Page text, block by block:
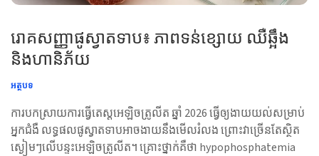
រោគសញ្ញា​ផូស្វាតទាប៖ ភាពទន់ខ្សោយ ឈឺឆ្អឹង
និងហានិភ័យ
អត្ថបទ
ការបកស្រាយការធ្វើតេស្តអេឡិចត្រូលីត ឆ្នាំ 2026 ធ្វើឲ្យងាយយល់សម្រាប់
អ្នកជំងឺ លទ្ធផលផូស្វាតទាបអាចងាយនឹងមើលរំលង ព្រោះវាច្រើនតែស្ថិត
ស្ងៀមៗលើបន្ទះអេឡិចត្រូលីត។ គ្រោះថ្នាក់គឺថា hypophosphatemia